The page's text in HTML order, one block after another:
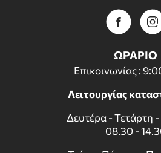
ΩΡΑΡΙΟ
Επικοινωνίας :
Λειτουργίας
Δευτέρα - Τετάρτη
08.30 -